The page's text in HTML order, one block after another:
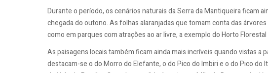
Durante o período, os cenários naturais da Serra da Mantiqueira ficam
chegada do outono. As folhas alaranjadas que tomam conta das
como em parques com atrações ao ar livre, a exemplo do Horto
As paisagens locais também ficam ainda mais incríveis quando vistas a
destacam-se o do Morro do Elefante, o do Pico do Imbiri e o do Pico do